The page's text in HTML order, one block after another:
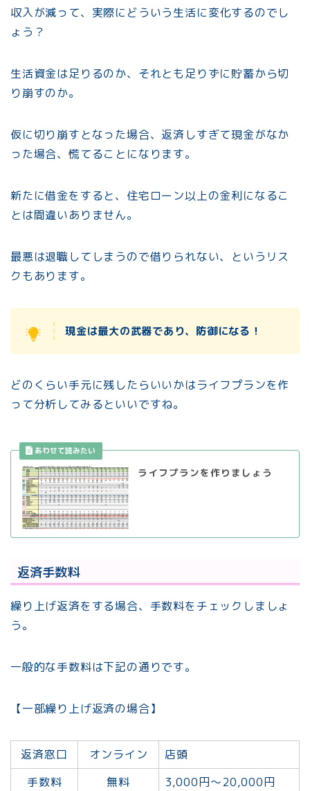
収入が減って、実際にどういう生活に変化するのでし
ょう？
生活資金は足りるのか、それとも足りずに貯蓄から切
り崩すのか。
仮に切り崩すとなった場合、返済しすぎて現金がなか
った場合、慌てることになります。
新たに借金をすると、住宅ローン以上の金利になるこ
とは間違いありません。
最悪は退職してしまうので借りられない、というリス
クもあります。
現金は最大の武器であり、防御になる！
どのくらい手元に残したらいいかはライフプランを作
って分析してみるといいですね。
ライフプランを作りましょう
返済手数料
繰り上げ返済をする場合、手数料をチェックしましょ
う。
一般的な手数料は下記の通りです。
【一部繰り上げ返済の場合】
返済窓口 オンライン
店頭
手数料
無料 3,000円～20,000円